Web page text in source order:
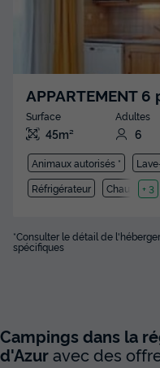
APPARTEMENT
Surface
45m²
Adultes
6
Animaux autorisés *
Réfrigérateur
Chauffage
+ 3
*Consulter le détail de
spécifiques
Campings dans la
d'Azuravec des